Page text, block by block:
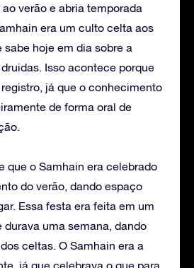
verão e abria temporada
era um culto celta aos
sabe hoje em dia sobre a
Isso acontece porque
já que o conhecimento
de forma oral de
que o Samhain era celebrado
do verão, dando espaço
Essa festa era feita em um
durava uma semana, dando
celtas. O Samhain era a
já que celebrava o que para